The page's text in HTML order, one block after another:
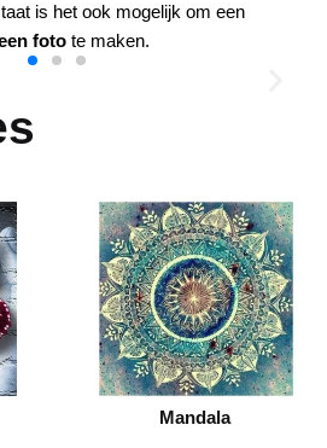
is het ook mogelijk om een
foto te maken.
Mandala